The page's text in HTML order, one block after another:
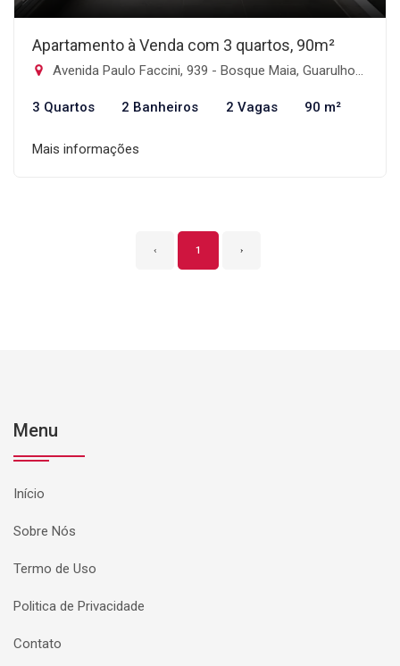
Apartamento à Venda com 3 quartos, 90m²
Avenida Paulo Faccini, 939 - Bosque Maia, Guarulhos-SP
3 Quartos 2 Banheiros 2 Vagas 90 m²
Mais informações
‹ 1 ›
Menu
Início
Sobre Nós
Termo de Uso
Politica de Privacidade
Contato